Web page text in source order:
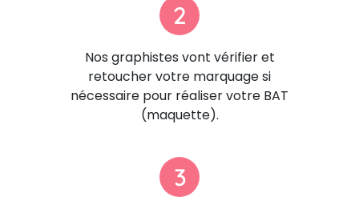
2
Nos graphistes vont vérifier et
retoucher votre marquage si
nécessaire pour réaliser votre BAT
(maquette).
3